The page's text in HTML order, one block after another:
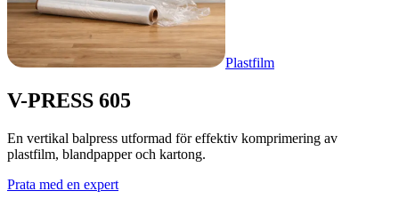
Plastfilm
V-PRESS 605
En vertikal balpress utformad för effektiv komprimering av
plastfilm, blandpapper och kartong.
Prata med en expert